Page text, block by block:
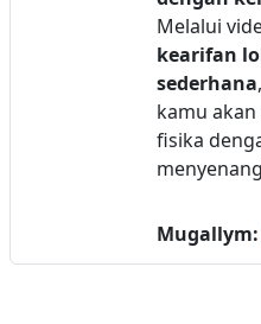
Melalui
kearifan
sederhana
kamu
fisika
Mugallym: